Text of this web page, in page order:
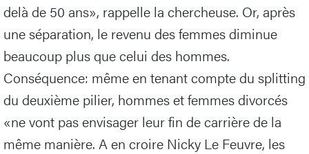
delà de 50 ans», rappelle la chercheuse. Or, après
une séparation, le revenu des femmes diminue
beaucoup plus que celui des hommes.
Conséquence: même en tenant compte du splitting
du deuxième pilier, hommes et femmes divorcés
«ne vont pas envisager leur fin de carrière de la
même manière. A en croire Nicky Le Feuvre, les